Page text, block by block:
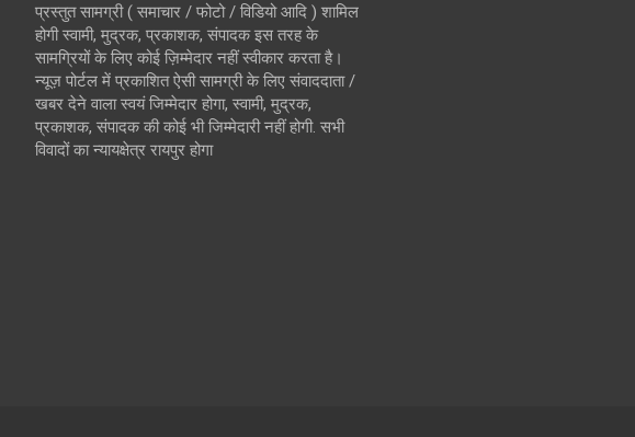
प्रस्तुत सामग्री ( समाचार / फोटो / विडियो आदि ) शामिल
होगी स्वामी, मुद्रक, प्रकाशक, संपादक इस तरह के
सामग्रियों के लिए कोई ज़िम्मेदार नहीं स्वीकार करता है।
न्यूज़ पोर्टल में प्रकाशित ऐसी सामग्री के लिए संवाददाता /
खबर देने वाला स्वयं जिम्मेदार होगा, स्वामी, मुद्रक,
प्रकाशक, संपादक की कोई भी जिम्मेदारी नहीं होगी. सभी
विवादों का न्यायक्षेत्र रायपुर होगा